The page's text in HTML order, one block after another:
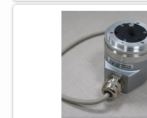
máquinas e usuários finais
transporte e elevação de
materiais proporcionam
serem adquiridos, além de
um bom desempenho no
equipamento funcione